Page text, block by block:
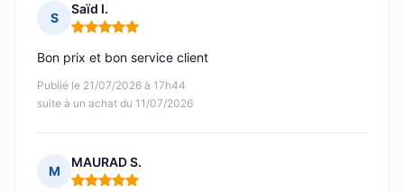
S
Saïd I.
Note : 5 sur 5
Publié le 21/07/2026 à 17h44
suite à un achat du 11/07/2026
Bon prix et bon service client
M
MAURAD S.
Note : 5 sur 5